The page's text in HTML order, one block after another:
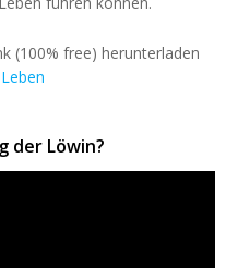
(100% free) herunterladen
der Löwin?